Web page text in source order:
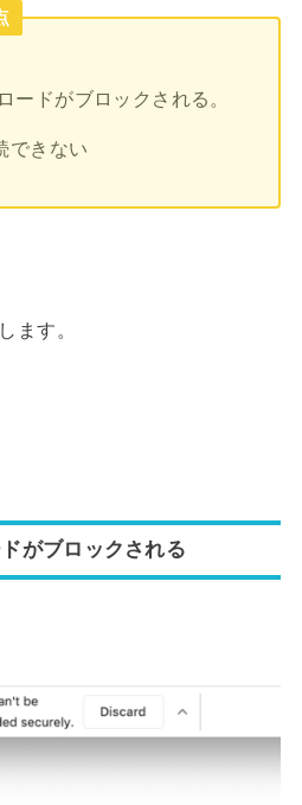
ードがブロックされる。
できない
ます。
がブロックされる